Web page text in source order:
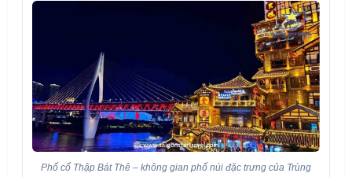
Phố cổ Thập Bát Thê – không gian phố núi đặc trưng của Trùng